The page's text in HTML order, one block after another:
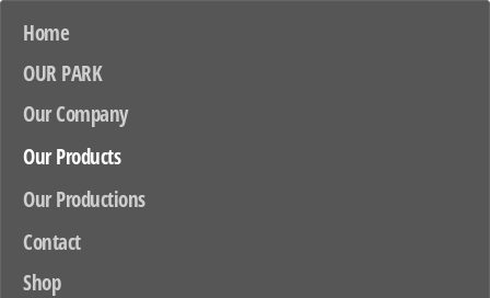
Home
OUR PARK
Our Company
Our Products
Our Productions
Contact
Shop